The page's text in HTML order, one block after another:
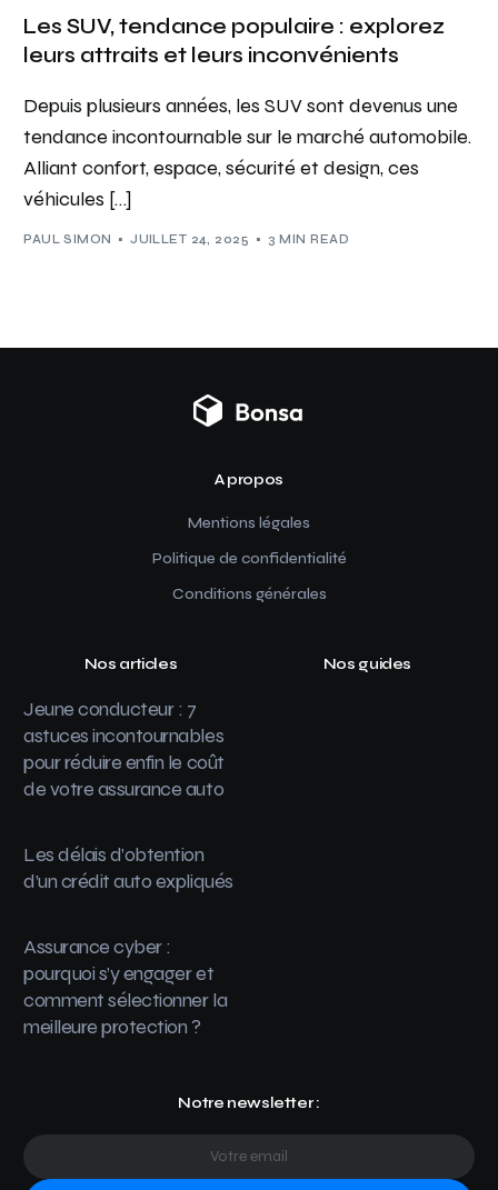
Les SUV, tendance populaire : explorez
leurs attraits et leurs inconvénients
Depuis plusieurs années, les SUV sont devenus une
tendance incontournable sur le marché automobile.
Alliant confort, espace, sécurité et design, ces
véhicules […]
PAUL SIMON JUILLET 24, 2025 3 MIN READ
A propos
Mentions légales
Politique de confidentialité
Conditions générales
Nos articles
Jeune conducteur : 7
astuces incontournables
pour réduire enfin le coût
de votre assurance auto
Les délais d’obtention
d’un crédit auto expliqués
Assurance cyber :
pourquoi s’y engager et
comment sélectionner la
meilleure protection ?
Nos guides
Notre newsletter :